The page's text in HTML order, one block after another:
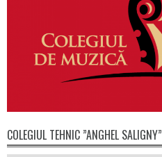
COLEGIUL TEHNIC ”ANGHEL SALIGNY”